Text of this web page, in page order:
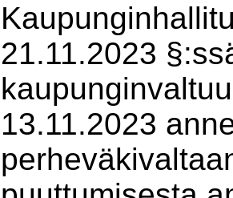
21.11.2023
13.11.2023